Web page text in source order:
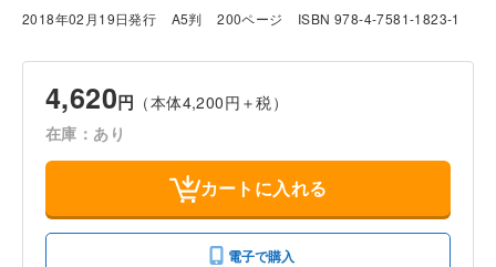
2018年02月19日発行
A5判 200ページ ISBN 978-4-7581-1823-1
4,620円 （本体4,200円＋税）
在庫：あり
カートに入れる
電子で購入